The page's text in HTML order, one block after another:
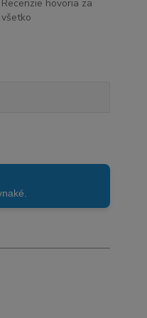
Recenzie hovoria za
všetko